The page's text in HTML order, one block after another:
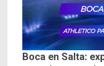
Boca en Salta: